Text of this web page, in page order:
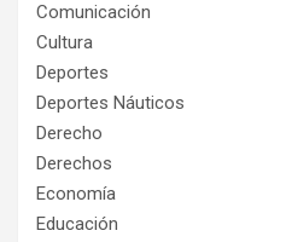
Comunicación
Cultura
Deportes
Deportes Náuticos
Derecho
Derechos
Economía
Educación